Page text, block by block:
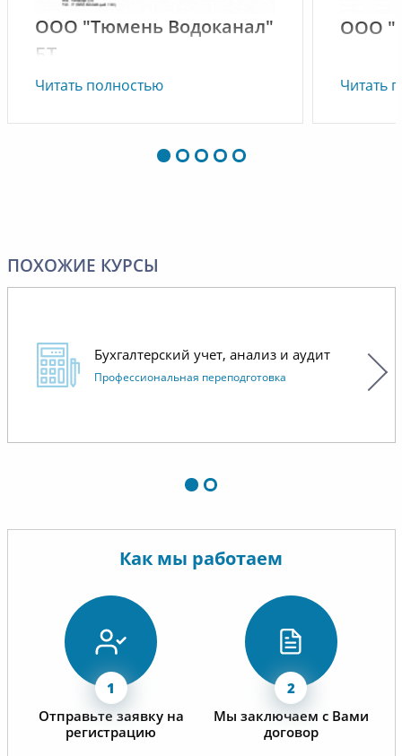
ООО "Тюмень Водоканал"
БТ
Читать полностью
ООО
Читать
ПОХОЖИЕ КУРСЫ
Бухгалтерский учет, анализ и аудит
Профессиональная переподготовка
Как мы работаем
Отправьте заявку на
регистрацию
Мы заключаем с Вами
договор